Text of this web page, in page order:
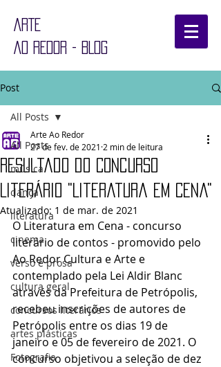
ARTE
AO REDOR - BLOG
Post
All Posts
música
dança
literatura
cinema
verso e prosa
cultura geral
concursos literários
artes plásticas
Fotografia
All Posts
Resultado do Concurso
Literário "Literatura em Cena"
Arte Ao Redor
27 de fev. de 2021 2 min de leitura
Atualizado: 1 de mar. de 2021
O Literatura em Cena - concurso
literário de contos - promovido pelo
Ao Redor Cultura e Arte e
contemplado pela Lei Aldir Blanc
através da Prefeitura de Petrópolis,
recebeu inscrições de autores de
Petrópolis entre os dias 19 de
janeiro e 05 de fevereiro de 2021. O
concurso objetivou a seleção de dez